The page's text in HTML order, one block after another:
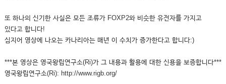
또 하나의 신기한 사실은 모든 조류가 FOXP2와 비슷한 유전자를 가지고
있다고 합니다!
심지어 영상에 나오는 카나리아는 매년 이 수치가 증가한다고 합니다:)
***본 영상은 영국왕립연구소(Ri)가 그 내용과 활용에 대한 신용을 보증합니다***
영국왕립연구소(Ri): http://www.rigb.org/